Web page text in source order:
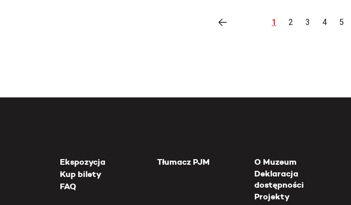
1 2 3 4 5
Ekspozycja
Kup bilety
FAQ
Tłumacz PJM
O Muzeum
Deklaracja
dostępności
Projekty